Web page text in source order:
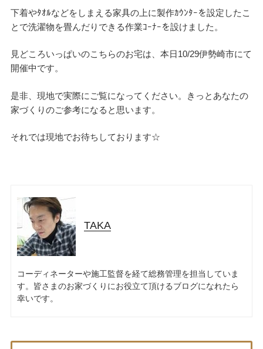
下着やﾀｵﾙなどをしまえる家具の上に製作ｶｳﾝﾀｰを設定したこ
とで洗濯物を畳んだりできる作業ｺｰﾅｰを設けました。
見どころいっぱいのこちらのお宅は、本日10/29伊勢崎市にて
開催中です。
是非、現地で実際にご覧になってください。きっとあなたの
家づくりのご参考になると思います。
それでは現地でお待ちしております☆
TAKA
コーディネーターや施工監督を経て総務管理を担当していま
す。皆さまのお家づくりにお役立て頂けるブログになれたら
幸いです。